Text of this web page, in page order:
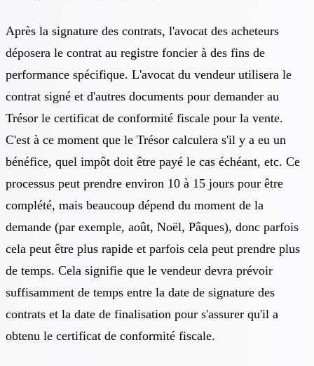
Après la signature des contrats, l'avocat des acheteurs
déposera le contrat au registre foncier à des fins de
performance spécifique. L'avocat du vendeur utilisera le
contrat signé et d'autres documents pour demander au
Trésor le certificat de conformité fiscale pour la vente.
C'est à ce moment que le Trésor calculera s'il y a eu un
bénéfice, quel impôt doit être payé le cas échéant, etc. Ce
processus peut prendre environ 10 à 15 jours pour être
complété, mais beaucoup dépend du moment de la
demande (par exemple, août, Noël, Pâques), donc parfois
cela peut être plus rapide et parfois cela peut prendre plus
de temps. Cela signifie que le vendeur devra prévoir
suffisamment de temps entre la date de signature des
contrats et la date de finalisation pour s'assurer qu'il a
obtenu le certificat de conformité fiscale.